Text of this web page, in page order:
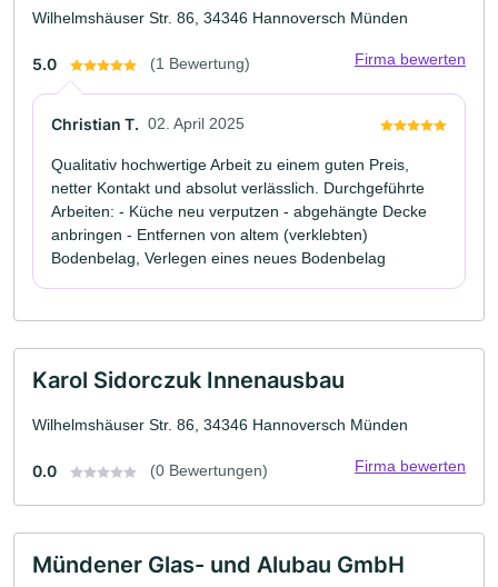
Wilhelmshäuser Str. 86, 34346 Hannoversch Münden
5.0 (1 Bewertung) Firma bewerten
Christian T. 02. April 2025
Qualitativ hochwertige Arbeit zu einem guten Preis,
netter Kontakt und absolut verlässlich. Durchgeführte
Arbeiten: - Küche neu verputzen - abgehängte Decke
anbringen - Entfernen von altem (verklebten)
Bodenbelag, Verlegen eines neues Bodenbelag
Karol Sidorczuk Innenausbau
Wilhelmshäuser Str. 86, 34346 Hannoversch Münden
0.0 (0 Bewertungen) Firma bewerten
Mündener Glas- und Alubau GmbH